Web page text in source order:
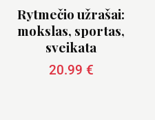
Rytmečio užrašai:
mokslas, sportas,
sveikata
20.99 €